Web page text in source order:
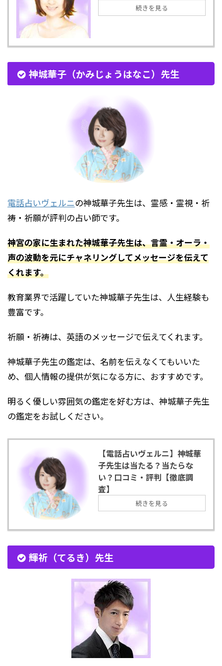
続きを見る
神城華子（かみじょうはなこ）先生
電話占いヴェルニの神城華子先生は、霊感・霊視・祈
祷・祈願が評判の占い師です。
神宮の家に生まれた神城華子先生は、言霊・オーラ・
声の波動を元にチャネリングしてメッセージを伝えて
くれます。
教育業界で活躍 していた神城華子先生は、人生経験も
豊富です。
祈願・祈祷は、 英語のメッセージで伝えてくれます。
神城華子先生の鑑定は、 名前を伝えなくてもいいた
め、個人情報の提供が気になる方に、おすすめです。
明るく優しい雰囲気の鑑定を好む方は、神城華子先生
の鑑定をお試しください。
【電話占いヴェルニ】神城華
子先生は当たる？当たらな
い？口コミ・評判【徹底調
査】
続きを見る
輝祈（てるき）先生